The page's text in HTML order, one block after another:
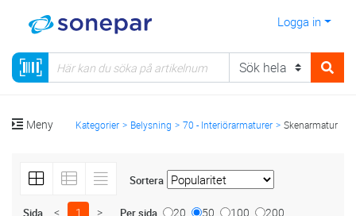
Logga in
Meny Kategorier Belysning 70 - Interiörarmaturer Skenarmatur
Sortera
Sida < 1 > Per sida 20 50 100 200